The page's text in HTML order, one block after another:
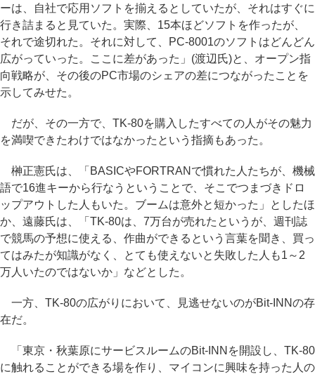
ーは、自社で応用ソフトを揃えるとしていたが、それはすぐに
行き詰まると見ていた。実際、15本ほどソフトを作ったが、
それで途切れた。それに対して、PC-8001のソフトはどんどん
広がっていった。ここに差があった」(渡辺氏)と、オープン指
向戦略が、その後のPC市場のシェアの差につながったことを
示してみせた。
だが、その一方で、TK-80を購入したすべての人がその魅力
を満喫できたわけではなかったという指摘もあった。
榊正憲氏は、「BASICやFORTRANで慣れた人たちが、機械
語で16進キーから行なうということで、そこでつまづきドロ
ップアウトした人もいた。ブームは意外と短かった」としたほ
か、遠藤氏は、「TK-80は、7万台が売れたというが、週刊誌
で競馬の予想に使える、作曲ができるという言葉を聞き、買っ
てはみたが知識がなく、とても使えないと失敗した人も1～2
万人いたのではないか」などとした。
一方、TK-80の広がりにおいて、見逃せないのがBit-INNの存
在だ。
「東京・秋葉原にサービスルームのBit-INNを開設し、TK-80
に触れることができる場を作り、マイコンに興味を持った人の